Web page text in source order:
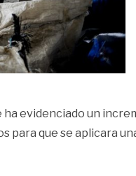
evidenciado un
para que se aplicara